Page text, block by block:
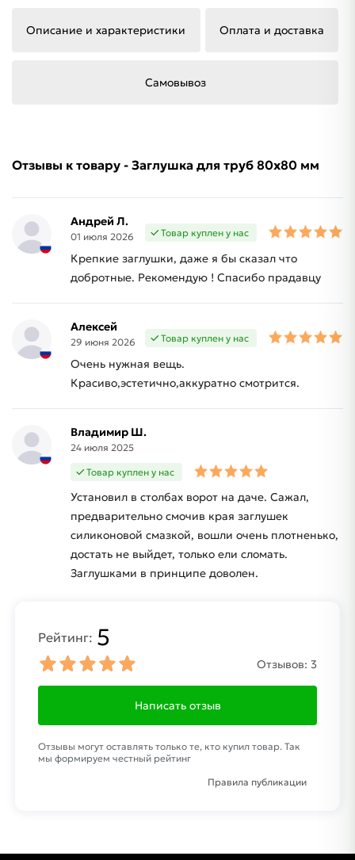
Описание и характеристики Оплата и доставка
Самовывоз
Отзывы к товару - Заглушка для труб 80х80 мм
Андрей Л.
01 июля 2026 Товар куплен у нас
Крепкие заглушки, даже я бы сказал что
добротные. Рекомендую ! Спасибо прадавцу
Алексей
29 июня 2026 Товар куплен у нас
Очень нужная вещь.
Красиво,эстетично,аккуратно смотрится.
Владимир Ш.
24 июля 2025
Товар куплен у нас
Установил в столбах ворот на даче. Сажал,
предварительно смочив края заглушек
силиконовой смазкой, вошли очень плотненько,
достать не выйдет, только ели сломать.
Заглушками в принципе доволен.
Рейтинг: 5
Отзывов: 3
Написать отзыв
Отзывы могут оставлять только те, кто купил товар. Так
мы формируем честный рейтинг
Правила публикации